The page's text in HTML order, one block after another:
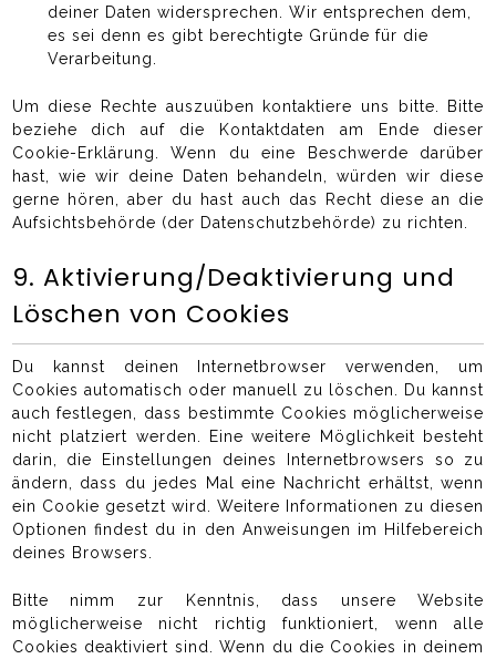
deiner Daten widersprechen. Wir entsprechen dem,
es sei denn es gibt berechtigte Gründe für die
Verarbeitung.
Um diese Rechte auszuüben kontaktiere uns bitte. Bitte
beziehe dich auf die Kontaktdaten am Ende dieser
Cookie-Erklärung. Wenn du eine Beschwerde darüber
hast, wie wir deine Daten behandeln, würden wir diese
gerne hören, aber du hast auch das Recht diese an die
Aufsichtsbehörde (der Datenschutzbehörde) zu richten.
9. Aktivierung/Deaktivierung und
Löschen von Cookies
Du kannst deinen Internetbrowser verwenden, um
Cookies automatisch oder manuell zu löschen. Du kannst
auch festlegen, dass bestimmte Cookies möglicherweise
nicht platziert werden. Eine weitere Möglichkeit besteht
darin, die Einstellungen deines Internetbrowsers so zu
ändern, dass du jedes Mal eine Nachricht erhältst, wenn
ein Cookie gesetzt wird. Weitere Informationen zu diesen
Optionen findest du in den Anweisungen im Hilfebereich
deines Browsers.
Bitte nimm zur Kenntnis, dass unsere Website
möglicherweise nicht richtig funktioniert, wenn alle
Cookies deaktiviert sind. Wenn du die Cookies in deinem